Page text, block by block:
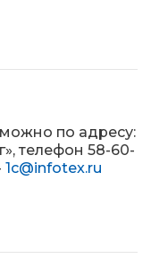
по адресу:
телефон 58-60-
1c@infotex.ru